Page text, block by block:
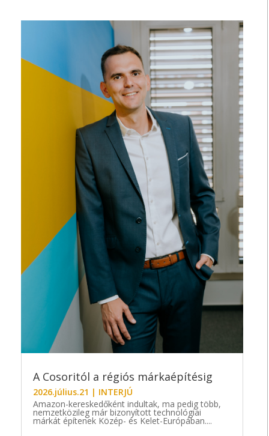
A Cosoritól a régiós márkaépítésig
2026.július.21 | INTERJÚ
Amazon-kereskedőként indultak, ma pedig több,
nemzetközileg már bizonyított technológiai
márkát építenek Közép- és Kelet-Európában....